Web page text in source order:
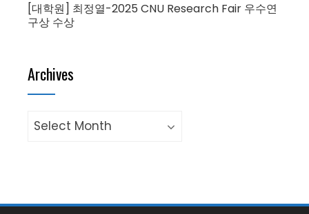
[대학원] 최정열-2025 CNU Research Fair 우수연
구상 수상
Archives